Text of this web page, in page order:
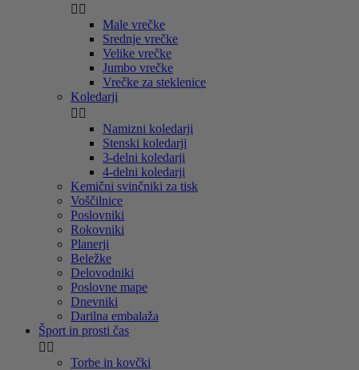
 
Male vrečke
Srednje vrečke
Velike vrečke
Jumbo vrečke
Vrečke za steklenice
Koledarji
 
Namizni koledarji
Stenski koledarji
3-delni koledarji
4-delni koledarji
Kemični svinčniki za tisk
Voščilnice
Poslovniki
Rokovniki
Planerji
Beležke
Delovodniki
Poslovne mape
Dnevniki
Darilna embalaža
Šport in prosti čas
 
Torbe in kovčki